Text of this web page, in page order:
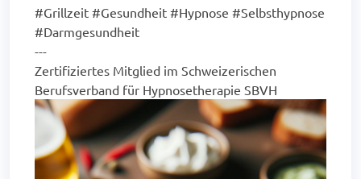
#Grillzeit #Gesundheit #Hypnose #Selbsthypnose
#Darmgesundheit
---
Zertifiziertes Mitglied im Schweizerischen
Berufsverband für Hypnosetherapie SBVH